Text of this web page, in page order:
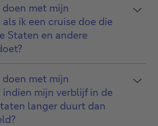
met mijn
ik een cruise doe die
Staten en andere
met mijn
mijn verblijf in de
langer duurt dan